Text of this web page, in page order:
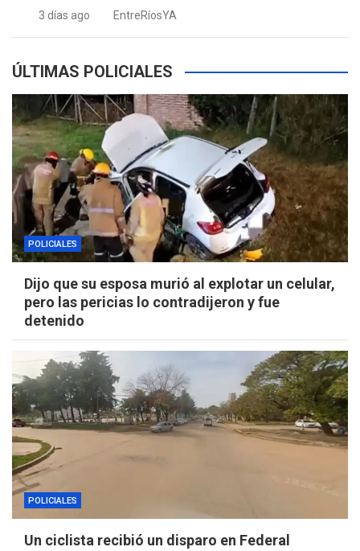
3 días ago EntreRíosYA
ÚLTIMAS POLICIALES
POLICIALES
Dijo que su esposa murió al explotar un celular,
pero las pericias lo contradijeron y fue
detenido
POLICIALES
Un ciclista recibió un disparo en Federal